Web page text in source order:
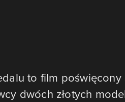
to film poświęcony
dwóch złotych